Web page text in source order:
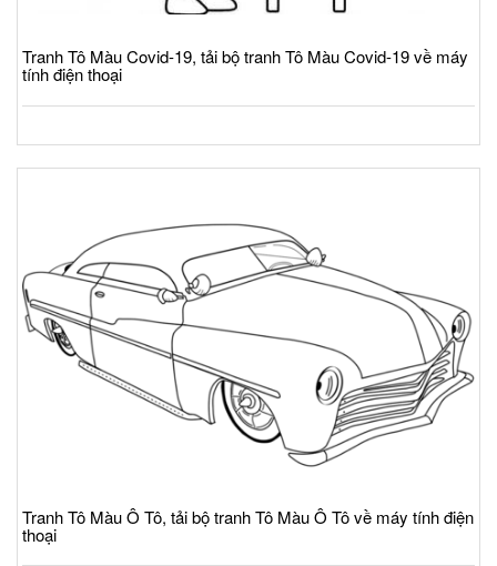
Tranh Tô Màu Covid-19, tải bộ tranh Tô Màu Covid-19 về máy
tính điện thoại
Tranh Tô Màu Ô Tô, tải bộ tranh Tô Màu Ô Tô về máy tính điện
thoại